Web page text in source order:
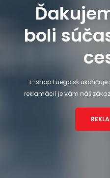
boli
E-shop Fuego.sk
reklamácií je vám náš